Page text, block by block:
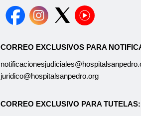
CORREO EXCLUSIVOS PARA
juridico@hospitalsanpedro.org
CORREO EXCLUSIVO PARA TUTELAS: